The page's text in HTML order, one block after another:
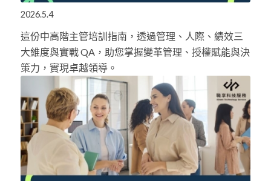
2026.5.4
這份中高階主管培訓指南，透過管理、人際、績效三
大維度與實戰 QA，助您掌握變革管理、授權賦能與決
策力，實現卓越領導。